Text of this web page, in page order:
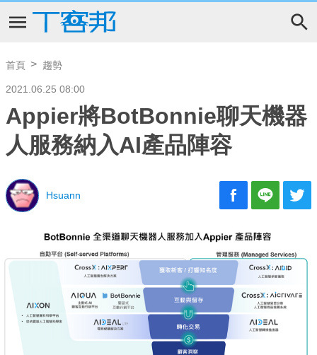
首頁 趨勢
2021.06.25 08:00
Appier將BotBonnie聊天機器
人服務納入AI產品陣容
Hsuann